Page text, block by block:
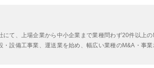
て、上場企業から中小企業まで業種問わず20件以上の
設備工事業、運送業を始め、幅広い業種のM&A・事業